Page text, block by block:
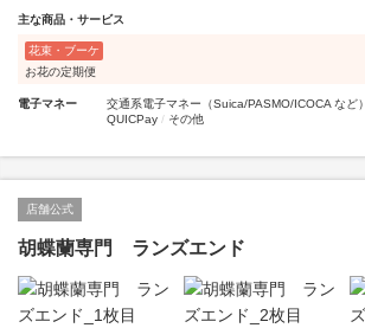
主な商品・サービス
花束・ブーケ
お花の定期便
電子マネー 交通系電子マネー（Suica/PASMO/ICOCA など）
QUICPay
その他
店舗公式
胡蝶蘭専門 ランズエンド